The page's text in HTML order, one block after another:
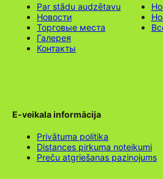
Par stādu audzētavu
Новости
Торговые места
Галерея
Контакты
E-veikala informācija
Privātuma politika
Distances pirkuma noteikumi
Preču atgriešanas paziņojums